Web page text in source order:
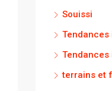
Souissi
Tendances
terrains et